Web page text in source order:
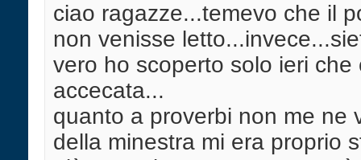
ciao ragazze...temevo che il
non venisse
vero ho scoperto solo ieri
accecata...
quanto a proverbi non me ne
della minestra mi era proprio